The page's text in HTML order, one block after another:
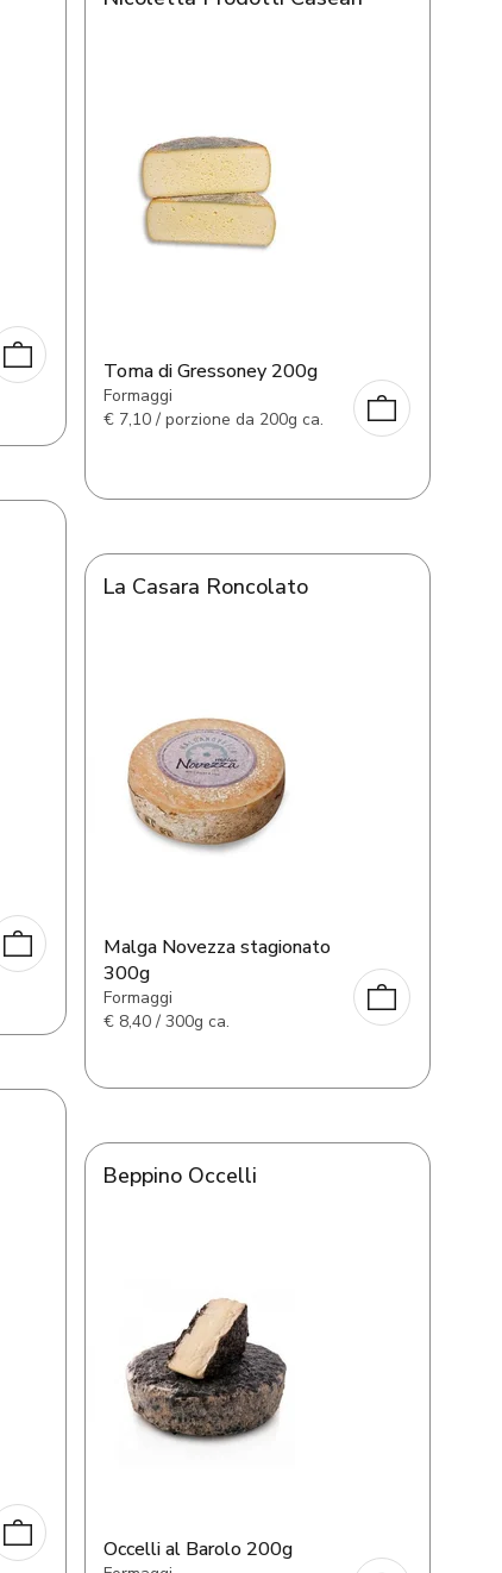
Toma di Gressoney 200g
Formaggi
€ 7,10 / porzione da 200g ca.
La Casara Roncolato
Malga Novezza stagionato
300g
Formaggi
€ 8,40 / 300g ca.
Beppino Occelli
Occelli al Barolo 200g